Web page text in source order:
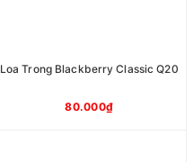
Loa Trong Blackberry Classic Q20
80.000₫